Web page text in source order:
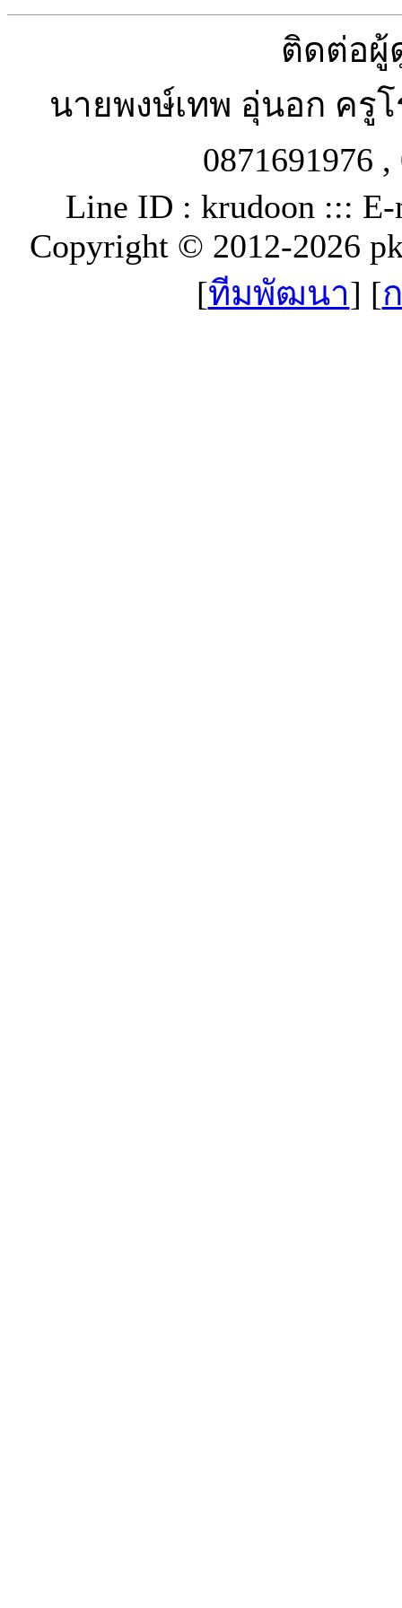
ติดต่อผู้
นายพงษ์เทพ อุ่นอก ครู
0871691976
Line ID : krudoon :::
Copyright © 2012-2026
[ทีมพัฒนา] [